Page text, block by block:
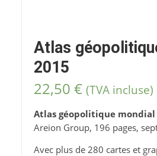
Atlas
2015
22,50 € (TVA incluse)
Atlas géopolitique mondial
Areion Group, 196 pages,
Avec plus de 280 cartes et